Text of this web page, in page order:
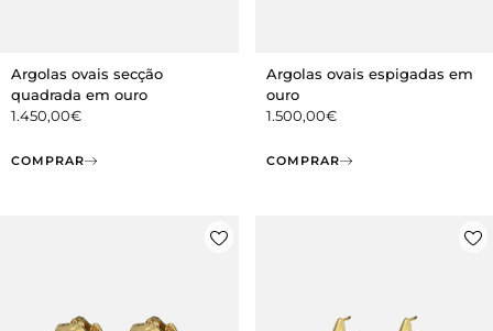
Argolas ovais secção
quadrada em ouro
1.450,00€
COMPRAR
Argolas ovais espigadas em
ouro
1.500,00€
COMPRAR